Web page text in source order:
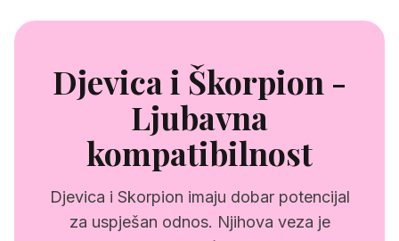
Djevica i Škorpion -
Ljubavna
kompatibilnost
Djevica i Skorpion imaju dobar potencijal
za uspješan odnos. Njihova veza je